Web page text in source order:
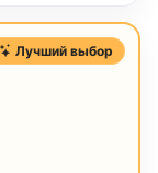
Лучший выбор